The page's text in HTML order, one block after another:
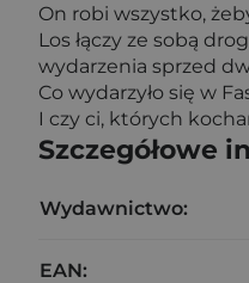
On robi wszystko,
Los łączy ze sobą
wydarzenia sprzed
Co wydarzyło się w
I czy ci, których
Szczegółowe
Wydawnictwo:
EAN: